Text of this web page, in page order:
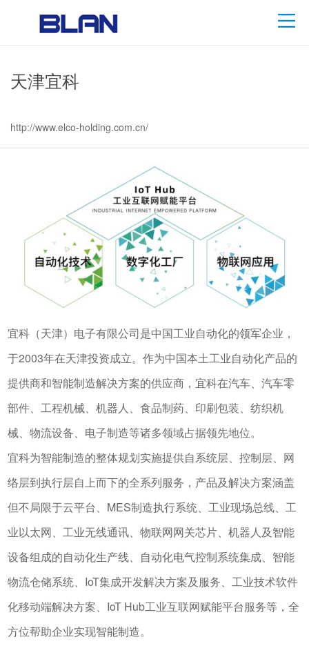
天津宜科
http://www.elco-holding.com.cn/
宜科（天津）电子有限公司是中国工业自动化的领军企业，
于2003年在天津投资成立。作为中国本土工业自动化产品的
提供商和智能制造解决方案的供应商，宜科在汽车、汽车零
部件、工程机械、机器人、食品制药、印刷包装、纺织机
械、物流设备、电子制造等诸多领域占据领先地位。
宜科为智能制造的整体规划实施提供自系统层、控制层、网
络层到执行层自上而下的全系列服务，产品及解决方案涵盖
但不局限于云平台、MES制造执行系统、工业现场总线、工
业以太网、工业无线通讯、物联网网关芯片、机器人及智能
设备组成的自动化生产线、自动化电气控制系统集成、智能
物流仓储系统、IoT集成开发解决方案及服务、工业技术软件
化移动端解决方案、IoT Hub工业互联网赋能平台服务等，全
方位帮助企业实现智能制造。